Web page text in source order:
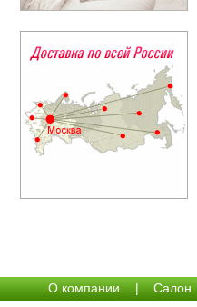
О компании | Салон